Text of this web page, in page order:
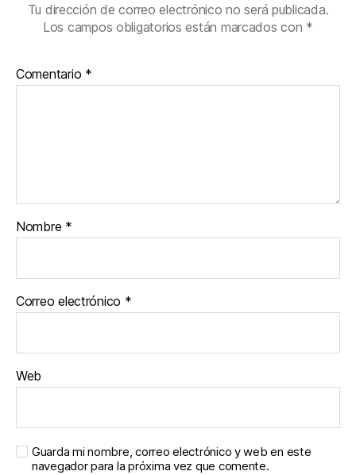
Tu dirección de correo electrónico no será publicada.
Los campos obligatorios están marcados con *
Comentario *
Nombre *
Correo electrónico *
Web
Guarda mi nombre, correo electrónico y web en este
navegador para la próxima vez que comente.